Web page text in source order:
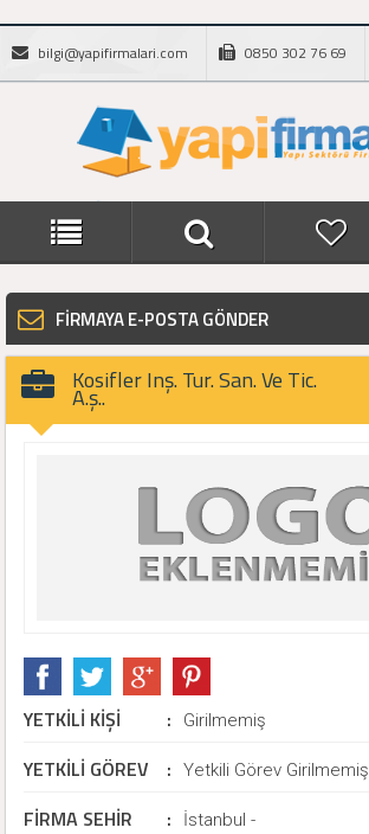
bilgi@yapifirmalari.com 0850 302 76 69
FİRMAYA E-POSTA GÖNDER
Kosifler Inş. Tur. San. Ve Tic.
A.ş..
YETKİLİ KİŞİ : Girilmemiş
YETKİLİ GÖREV : Yetkili Görev Girilmemiş
FİRMA SEHİR : İstanbul -